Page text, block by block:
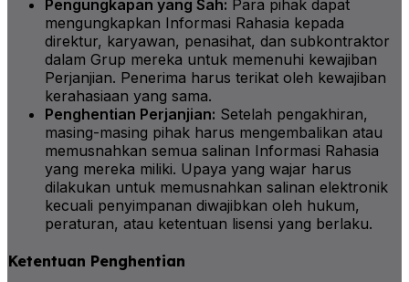
Pengungkapan yang Sah: Para pihak dapat
mengungkapkan Informasi Rahasia kepada
direktur, karyawan, penasihat, dan subkontraktor
dalam Grup mereka untuk memenuhi kewajiban
Perjanjian. Penerima harus terikat oleh kewajiban
kerahasiaan yang sama.
Penghentian Perjanjian: Setelah pengakhiran,
masing-masing pihak harus mengembalikan atau
memusnahkan semua salinan Informasi Rahasia
yang mereka miliki. Upaya yang wajar harus
dilakukan untuk memusnahkan salinan elektronik
kecuali penyimpanan diwajibkan oleh hukum,
peraturan, atau ketentuan lisensi yang berlaku.
Ketentuan Penghentian